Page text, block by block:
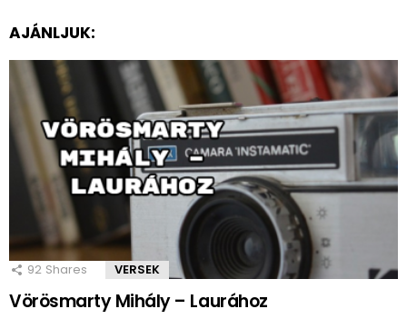
AJÁNLJUK:
92 Shares VERSEK
Vörösmarty Mihály – Laurához